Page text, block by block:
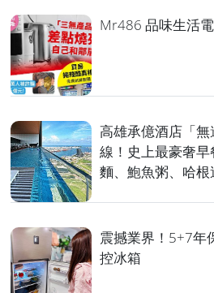
Mr486 品味生活
高雄承億酒店「
線！史上最豪奢
麵、鮑魚粥、哈
震撼業界！5+7年
控冰箱